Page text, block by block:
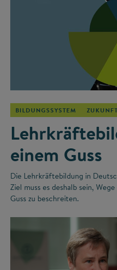
BILDUNGSSYSTEM
einem Guss
Die Lehrkräftebildung in
Ziel muss es deshalb sein,
Guss zu beschreiten.